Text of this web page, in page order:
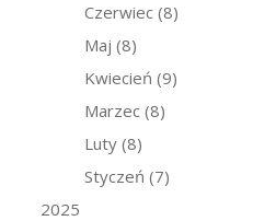
Czerwiec (8)
Maj (8)
Kwiecień (9)
Marzec (8)
Luty (8)
Styczeń (7)
2025